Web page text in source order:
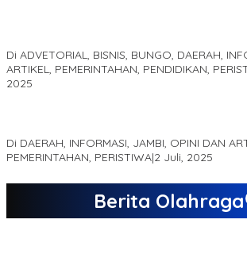
Di ADVETORIAL, BISNIS, BUNGO, DAERAH,
ARTIKEL, PEMERINTAHAN, PENDIDIKAN,
2025
Di DAERAH, INFORMASI, JAMBI, OPINI DAN
PEMERINTAHAN, PERISTIWA|2 Juli, 2025
Berita Olahraga